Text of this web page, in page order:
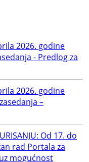
2026. godine
- Predlog za
2026. godine
–
Od 17. do
rad Portala za
mogućnost